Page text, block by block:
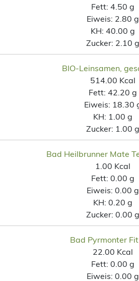
Fett: 4.50 g
Eiweis: 2.80 g
KH: 40.00 g
Zucker: 2.10 g
BIO-Leinsamen,
514.00 Kcal
Fett: 42.20 g
Eiweis: 18.30
KH: 1.00 g
Zucker: 1.00 g
Bad Heilbrunner Mate
1.00 Kcal
Fett: 0.00 g
Eiweis: 0.00 g
KH: 0.20 g
Zucker: 0.00 g
Bad Pyrmonter
22.00 Kcal
Fett: 0.00 g
Eiweis: 0.00 g